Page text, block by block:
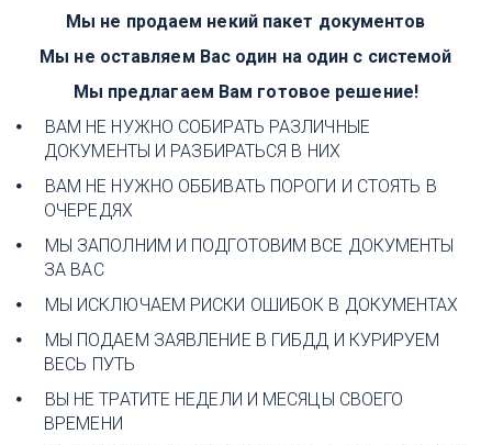
Мы не продаем некий пакет документов
Мы не оставляем Вас один на один с системой
Мы предлагаем Вам готовое решение!
ВАМ НЕ НУЖНО СОБИРАТЬ РАЗЛИЧНЫЕ
ДОКУМЕНТЫ И РАЗБИРАТЬСЯ В НИХ
ВАМ НЕ НУЖНО ОББИВАТЬ ПОРОГИ И СТОЯТЬ В
ОЧЕРЕДЯХ
МЫ ЗАПОЛНИМ И ПОДГОТОВИМ ВСЕ ДОКУМЕНТЫ
ЗА ВАС
МЫ ИСКЛЮЧАЕМ РИСКИ ОШИБОК В ДОКУМЕНТАХ
МЫ ПОДАЕМ ЗАЯВЛЕНИЕ В ГИБДД И КУРИРУЕМ
ВЕСЬ ПУТЬ
ВЫ НЕ ТРАТИТЕ НЕДЕЛИ И МЕСЯЦЫ СВОЕГО
ВРЕМЕНИ